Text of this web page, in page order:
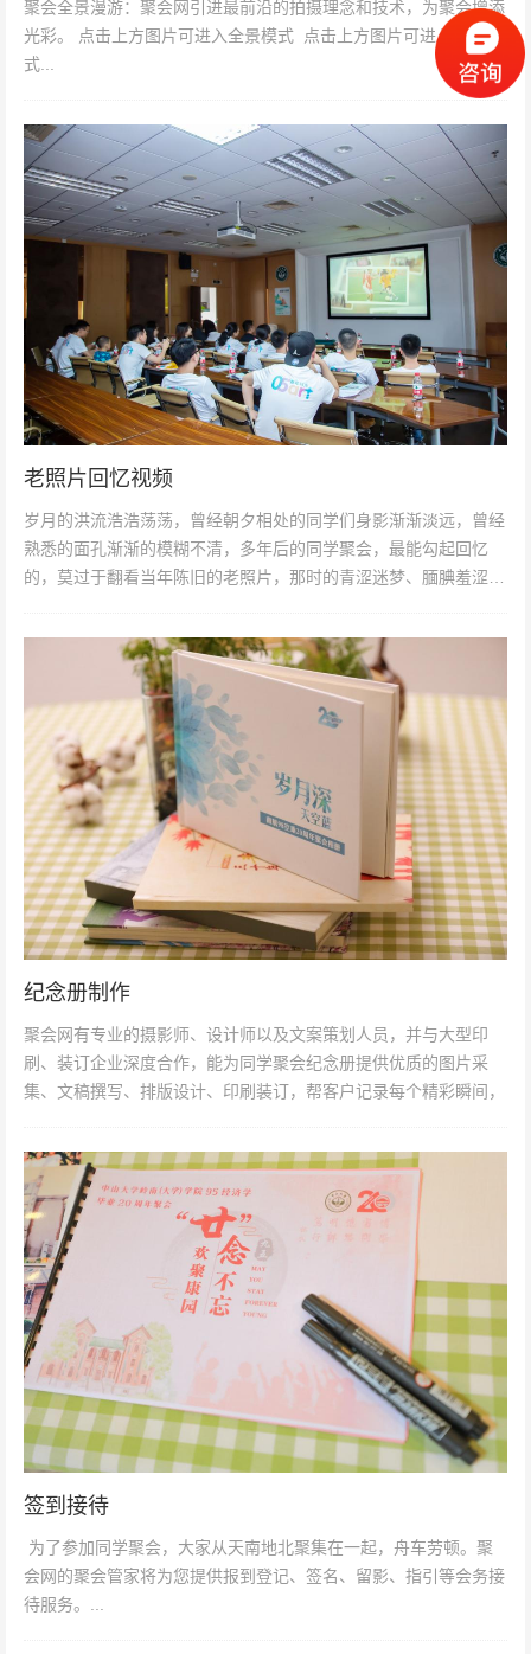
聚会全景漫游：聚会网引进最前沿的拍摄理念和技术，为聚会增添
光彩。 点击上方图片可进入全景模式 点击上方图片可进入全景模
式...
老照片回忆视频
岁月的洪流浩浩荡荡，曾经朝夕相处的同学们身影渐渐淡远，曾经
熟悉的面孔渐渐的模糊不清，多年后的同学聚会，最能勾起回忆
的，莫过于翻看当年陈旧的老照片，那时的青涩迷梦、腼腆羞涩…
纪念册制作
聚会网有专业的摄影师、设计师以及文案策划人员，并与大型印
刷、装订企业深度合作，能为同学聚会纪念册提供优质的图片采
集、文稿撰写、排版设计、印刷装订，帮客户记录每个精彩瞬间，
签到接待
为了参加同学聚会，大家从天南地北聚集在一起，舟车劳顿。聚
会网的聚会管家将为您提供报到登记、签名、留影、指引等会务接
待服务。...